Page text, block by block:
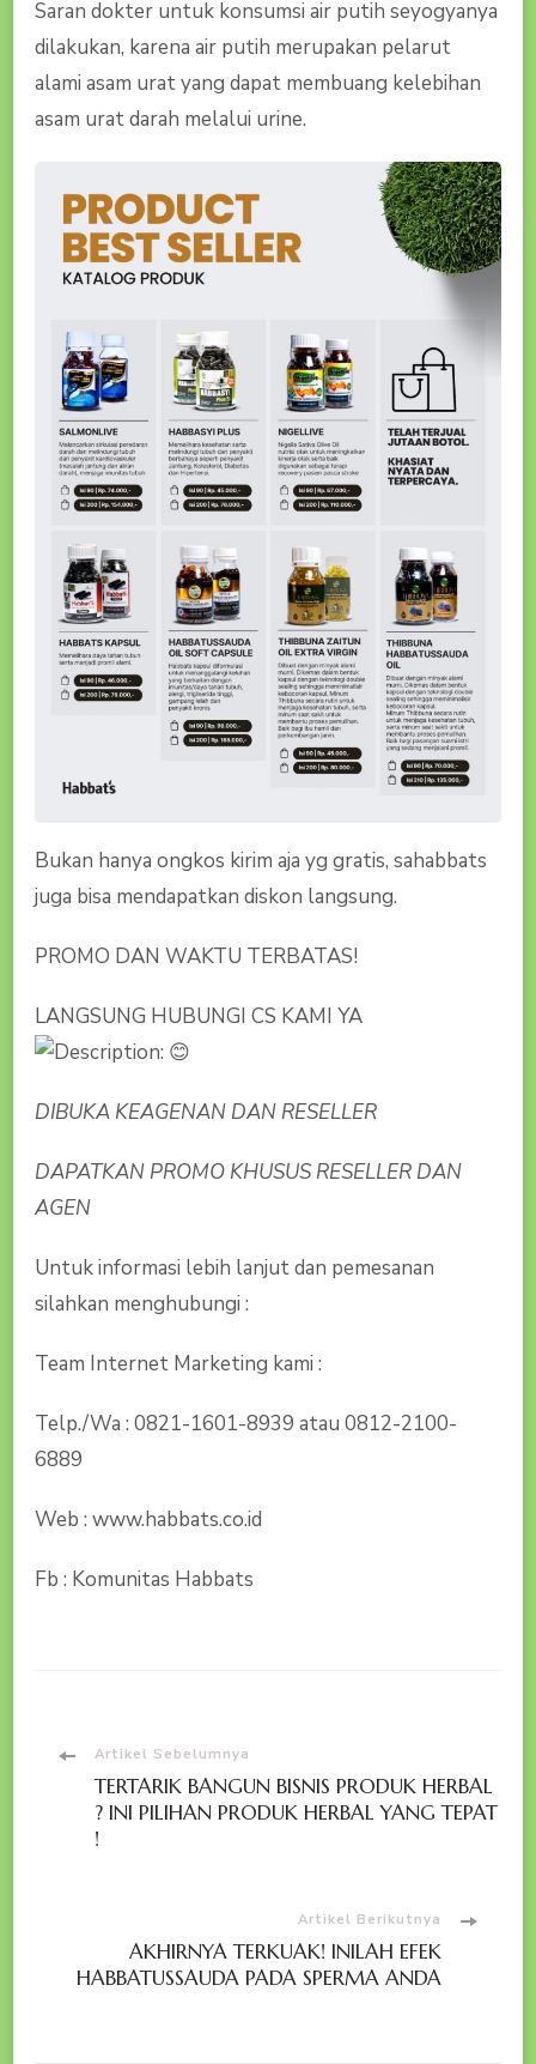
Saran dokter untuk konsumsi air putih seyogyanya
dilakukan, karena air putih merupakan pelarut
alami asam urat yang dapat membuang kelebihan
asam urat darah melalui urine.
Bukan hanya ongkos kirim aja yg gratis, sahabbats
juga bisa mendapatkan diskon langsung.
PROMO DAN WAKTU TERBATAS!
LANGSUNG HUBUNGI CS KAMI YA
DIBUKA KEAGENAN DAN RESELLER
DAPATKAN PROMO KHUSUS RESELLER DAN
AGEN
Untuk informasi lebih lanjut dan pemesanan
silahkan menghubungi :
Team Internet Marketing kami :
Telp./Wa : 0821-1601-8939 atau 0812-2100-
6889
Web : www.habbats.co.id
Fb : Komunitas Habbats
Navigasi
Artikel
Artikel Sebelumnya
TERTARIK BANGUN BISNIS PRODUK HERBAL
? INI PILIHAN PRODUK HERBAL YANG TEPAT
!
Artikel Berikutnya
AKHIRNYA TERKUAK! INILAH EFEK
HABBATUSSAUDA PADA SPERMA ANDA